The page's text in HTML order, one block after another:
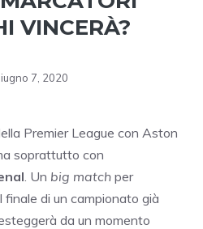
VINCERÀ?
7, 2020
Premier League con Aston
soprattutto con
. Un big match per
di un campionato già
da un momento